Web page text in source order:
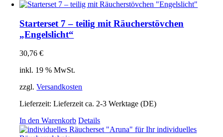
Starterset 7 – teilig mit Räucherstövchen
„Engelslicht“
30,76€
inkl. 19 % MwSt.
zzgl.Versandkosten
Lieferzeit:Lieferzeit ca. 2-3 Werktage (DE)
In den Warenkorb Details